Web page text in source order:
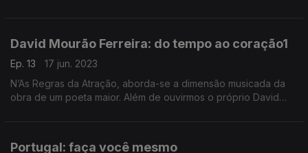
David Mourão Ferreira: do tempo ao coração1
Ep. 13
17 jun. 2023
N’As Regras da Atração, aborda-se a dimensão musicada da
obra de um poeta maior. Além de ouvirmos o próprio David
Portugal: faça você mesmo